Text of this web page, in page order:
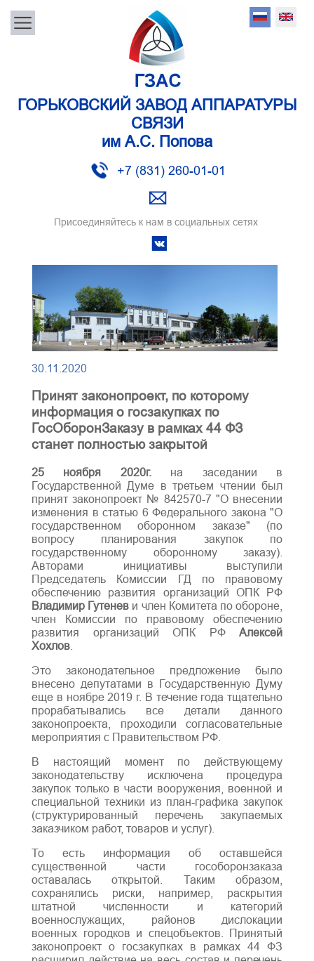
ГОРЬКОВСКИЙ ЗАВОД АППАРАТУРЫ
СВЯЗИ
им А.С. Попова
+7 (831) 260-01-01
Присоединяйтесь к нам в социальных сетях
30.11.2020
Принят законопроект, по которому
информация о госзакупках по
ГосОборонЗаказу в рамках 44 ФЗ
станет полностью закрытой
25 ноября 2020г.на заседании в
Государственной Думе в третьем чтении был
принят законопроект № 842570-7 "О внесении
изменения в статью 6 Федерального закона "О
государственном оборонном заказе" (по
вопросу планирования закупок по
государственному оборонному заказу).
Авторами инициативы выступили
Председатель Комиссии ГД по правовому
обеспечению развития организаций ОПК РФ
Владимир Гутенев и член Комитета по обороне,
член Комиссии по правовому обеспечению
развития организаций ОПК РФ Алексей
Хохлов
Это законодательное предложение было
внесено депутатами в Государственную Думу
еще в ноябре 2019 г. В течение года тщательно
прорабатывались все детали данного
законопроекта, проходили согласовательные
мероприятия с Правительством РФ.
В настоящий момент по действующему
законодательству исключена процедура
закупок только в части вооружения, военной и
специальной техники из план-графика закупок
(структурированный перечень закупаемых
заказчиком работ, товаров и услуг).
То есть информация об оставшейся
существенной части гособоронзаказа
оставалась открытой. Таким образом,
сохранялись риски, например, раскрытия
штатной численности и категорий
военнослужащих, районов дислокации
военных городков и спецобъектов. Принятый
законопроект о госзакупках в рамках 44 ФЗ